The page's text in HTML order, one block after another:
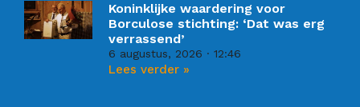
Koninklijke waardering voor
Borculose stichting: ‘Dat was erg
verrassend’
6 augustus, 2026 12:46
Lees verder »